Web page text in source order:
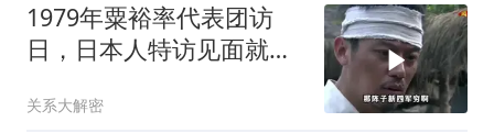
1979年粟裕率代表团访
日，日本人特访见面就喊
关系大解密